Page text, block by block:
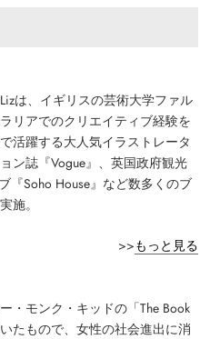
は、イギリスの芸術大学ファル
リアでのクリエイティブ経験を
活躍する大人気イラストレータ
ン誌『Vogue』、英国政府観光
『Soho House』など数多くのブ
施。
>>もっと見る
・モンク・キッドの「The Book
たもので、女性の社会進出に消